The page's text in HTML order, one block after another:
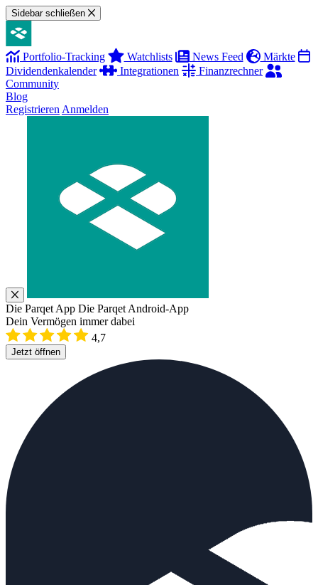
Sidebar schließen
Portfolio-Tracking Watchlists News Feed
Märkte
Dividendenkalender
Integrationen
Finanzrechner
Community
Blog
Registrieren Anmelden
Die Parqet App Die Parqet Android-App
Dein Vermögen immer dabei
4,7
Jetzt öffnen